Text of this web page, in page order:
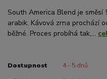
South America Blend je směsí
arabik. Kávová zrna prochází
běžné. Proces probíhá tak,...
Dostupnost 4 - 5 dnů